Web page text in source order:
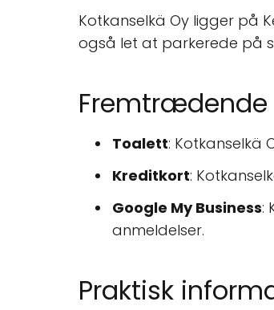
Kotkanselkä Oy ligger på
også let at parkerede på
Fremtrædende
Toalett: Kotkanselkä
Kreditkort:
Google My Business:
anmeldelser.
Praktisk